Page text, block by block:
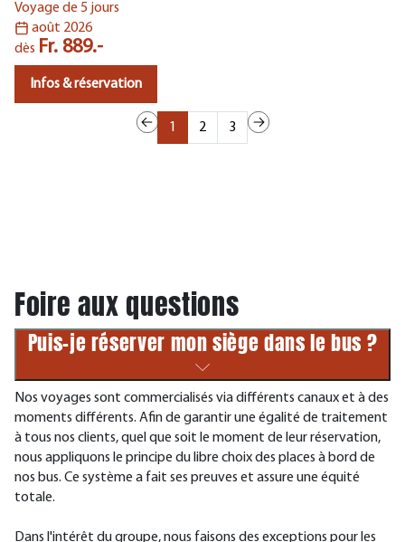
Voyage de 5 jours
août 2026
dès Fr. 889.-
Infos & réservation
1 2 3
Foire aux questions
Puis-je réserver mon siège dans le bus ?
Nos voyages sont commercialisés via différents canaux et à des
moments différents. Afin de garantir une égalité de traitement
à tous nos clients, quel que soit le moment de leur réservation,
nous appliquons le principe du libre choix des places à bord de
nos bus. Ce système a fait ses preuves et assure une équité
totale.
Dans l'intérêt du groupe, nous faisons des exceptions pour les